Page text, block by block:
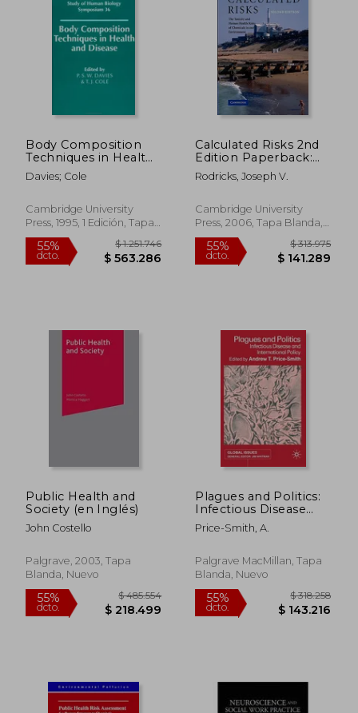
55% 55%
dcto.
Body Composition
Techniques in Health
and Disease Hardback
(Society for the Study
Symposium Series)
(en Inglés)
Davies; Cole
Cambridge University
Press, 1995, 1 Edición, Tapa
Dura, Nuevo
Calculated Risks 2nd
Edition Paperback:
The Toxicity and
Human Health Risks
Environment (en
Inglés)
Rodricks, Joseph V.
Cambridge University
Press, 2006, Tapa Blanda,
Nuevo
Public Health and
Society (en Inglés)
John Costello
Palgrave, 2003, Tapa
Blanda, Nuevo
Plagues and Politics:
Infectious Disease
and International
Policy (en Inglés)
Price-Smith, A.
Palgrave MacMillan, Tapa
Blanda, Nuevo